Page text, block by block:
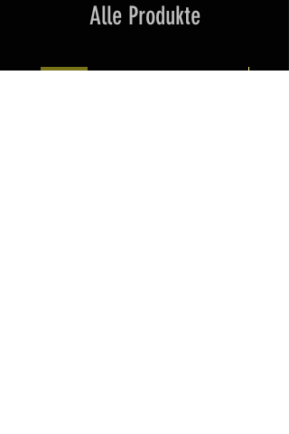
Alle Produkte